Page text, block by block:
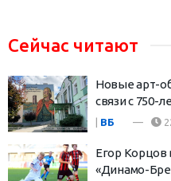
Сейчас читают
Новые арт-
связи с 750-
| ВБ
Егор Корцов
«Динамо-